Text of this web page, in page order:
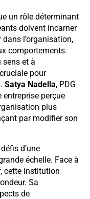
un rôle déterminant
doivent incarner
l’organisation,
comportements.
sens et à
pour
Satya Nadella, PDG
perçue
plus
par modifier son
d’une
échelle. Face à
cette institution
Sa
de